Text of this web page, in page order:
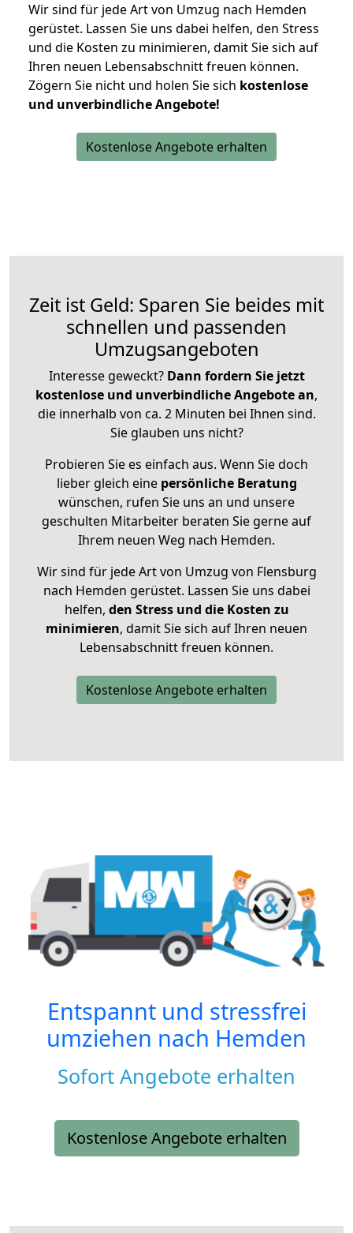
Wir sind für jede Art von Umzug nach Hemden
gerüstet. Lassen Sie uns dabei helfen, den Stress
und die Kosten zu minimieren, damit Sie sich auf
Ihren neuen Lebensabschnitt freuen können.
Zögern Sie nicht und holen Sie sich kostenlose
und unverbindliche Angebote!
Kostenlose Angebote erhalten
Zeit ist Geld: Sparen Sie beides mit
schnellen und passenden
Umzugsangeboten
Interesse geweckt? Dann fordern Sie jetzt
kostenlose und unverbindliche Angebote an,
die innerhalb von ca. 2 Minuten bei Ihnen sind.
Sie glauben uns nicht?
Probieren Sie es einfach aus. Wenn Sie doch
lieber gleich eine persönliche Beratung
wünschen, rufen Sie uns an und unsere
geschulten Mitarbeiter beraten Sie gerne auf
Ihrem neuen Weg nach Hemden.
Wir sind für jede Art von Umzug von Flensburg
nach Hemden gerüstet. Lassen Sie uns dabei
helfen, den Stress und die Kosten zu
minimieren, damit Sie sich auf Ihren neuen
Lebensabschnitt freuen können.
Kostenlose Angebote erhalten
Entspannt und stressfrei
umziehen nach Hemden
Sofort Angebote erhalten
Kostenlose Angebote erhalten